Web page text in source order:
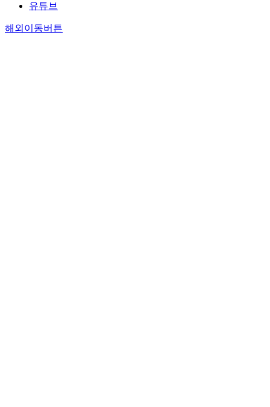
유튜브
해외이동버튼